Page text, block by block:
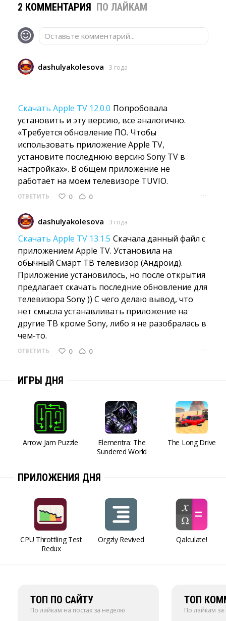
2 КОММЕНТАРИЯ ПО ЛАЙКАМ
Оставьте комментарий...
dashulyakolesova 3 года
Скачать Apple TV 12.0.0 Попробовала
установить и эту версию, все аналогично.
«Требуется обновление ПО. Чтобы
использовать приложение Apple TV,
установите последнюю версию Sony TV в
настройках». В общем приложение не
работает на моем телевизоре TUVIO.
ОТВЕТИТЬ 0 0 ···
dashulyakolesova 3 года
Скачать Apple TV 13.1.5 Скачала данный файл с
приложением Apple TV. Установила на
обычный Смарт ТВ телевизор (Андроид).
Приложение установилось, но после открытия
предлагает скачать последние обновление для
телевизора Sony )) С чего делаю вывод, что
нет смысла устанавливать приложение на
другие ТВ кроме Sony, либо я не разобралась в
чем-то.
ОТВЕТИТЬ 0 0 ···
ИГРЫ ДНЯ
Arrow Jam Puzzle
Elementra: The
Sundered World
The Long Drive
ПРИЛОЖЕНИЯ ДНЯ
CPU Throttling Test
Redux
Orgzly Revived Qalculate!
ТОП ПО САЙТУ
По лайкам на постах за неделю
ТОП
По лайкам